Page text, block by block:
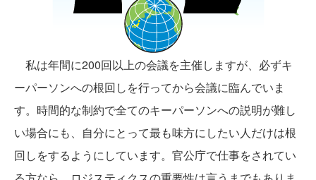
私は年間に200回以上の会議を主催しますが、必ずキ
ーパーソンへの根回しを行ってから会議に臨んでいま
す。時間的な制約で全てのキーパーソンへの説明が難し
い場合にも、自分にとって最も味方にしたい人だけは根
回しをするようにしています。官公庁で仕事をされてい